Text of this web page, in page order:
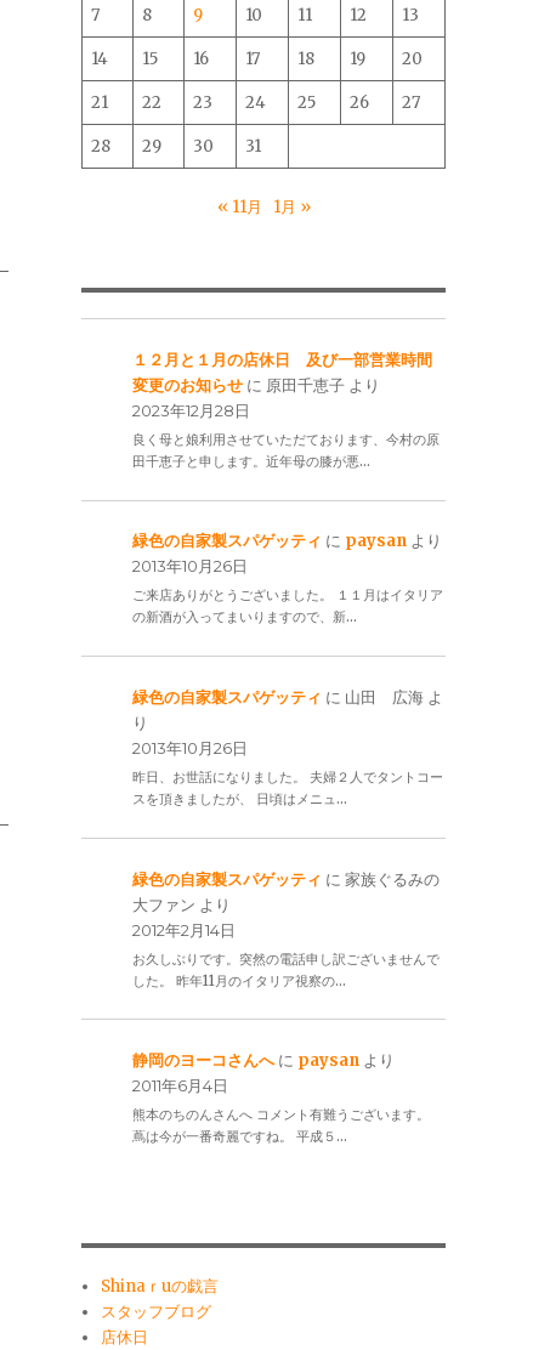
7 8 9 10 11 12 13
14 15 16 17 18 19 20
21 22 23 24 25 26 27
28 29 30 31
« 11月 1月 »
１２月と１月の店休日 及び一部営業時間
変更のお知らせ に 原田千恵子 より
2023年12月28日
良く母と娘利用させていただております、今村の原
田千恵子と申します。近年母の膝が悪…
緑色の自家製スパゲッティ に paysan より
2013年10月26日
ご来店ありがとうございました。 １１月はイタリア
の新酒が入ってまいりますので、新…
緑色の自家製スパゲッティ に 山田 広海 よ
り
2013年10月26日
昨日、お世話になりました。 夫婦２人でタントコー
スを頂きましたが、 日頃はメニュ…
緑色の自家製スパゲッティ に家族ぐるみの
大ファン より
2012年2月14日
お久しぶりです。突然の電話申し訳ございませんで
した。 昨年11月のイタリア視察の…
静岡のヨーコさんへに paysan より
2011年6月4日
熊本のちのんさんへ コメント有難うございます。
蔦は今が一番奇麗ですね。 平成５…
Shinaｒuの戯言
スタッフブログ
店休日